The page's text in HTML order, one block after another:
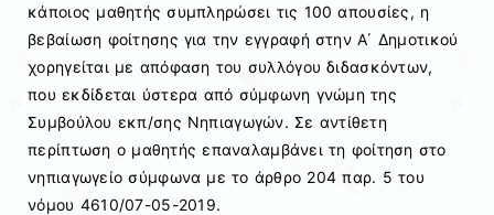
κάποιος μαθητής συμπληρώσει τις 100 απουσίες, η
βεβαίωση φοίτησης για την εγγραφή στην Α΄ Δημοτικού
χορηγείται με απόφαση του συλλόγου διδασκόντων,
που εκδίδεται ύστερα από σύμφωνη γνώμη της
Συμβούλου εκπ/σης Νηπιαγωγών. Σε αντίθετη
περίπτωση ο μαθητής επαναλαμβάνει τη φοίτηση στο
νηπιαγωγείο σύμφωνα με το άρθρο 204 παρ. 5 του
νόμου 4610/07-05-2019.